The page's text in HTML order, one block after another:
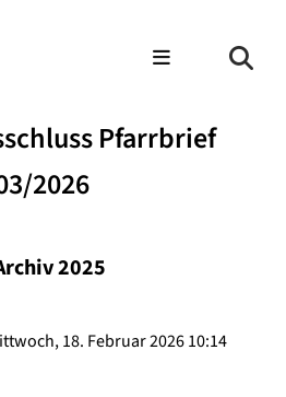
Pfarrbrief
2026
2025
18. Februar 2026 10:14